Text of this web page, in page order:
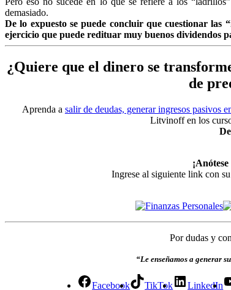
demasiado.
De lo expuesto se puede concluir que cuestionar las
ejercicio que puede redituar muy buenos dividendos
¿Quiere que el dinero se
de
Aprenda a salir de deudas, generar ingresos pasivos
Litvinoff en los
Ingrese al siguiente link con
Por dudas y
“Le enseñamos a generar
Facebook TikTok LinkedIn